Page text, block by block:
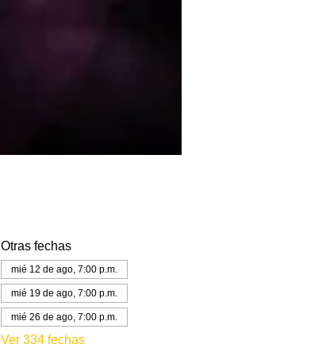
Otras fechas
mié 12 de ago, 7:00 p.m.
mié 19 de ago, 7:00 p.m.
mié 26 de ago, 7:00 p.m.
Ver 334 fechas